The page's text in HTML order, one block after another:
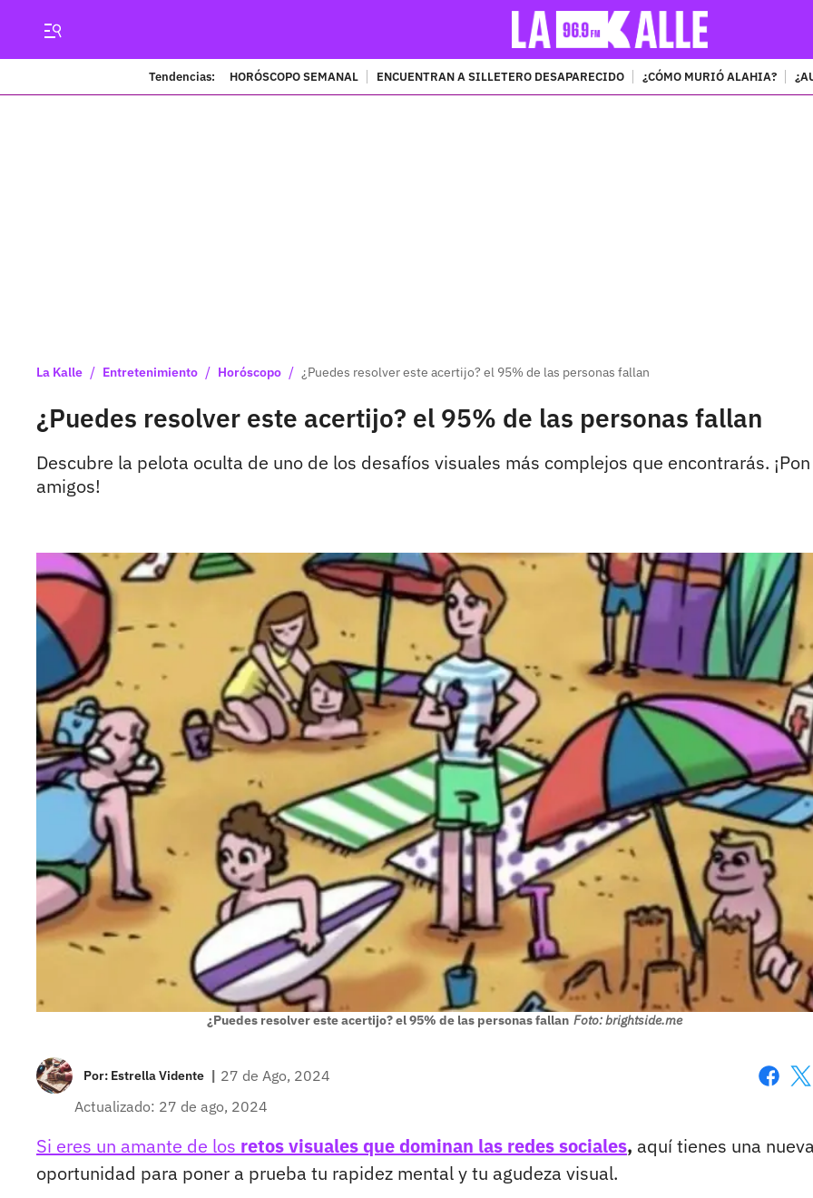
Tendencias: HORÓSCOPO SEMANAL ENCUENTRAN A SILLETERO DESAPARECIDO ¿CÓMO MURIÓ ALAHIA?
La Kalle / Entretenimiento / Horóscopo / ¿Puedes resolver este acertijo? el 95% de las personas fallan
¿Puedes resolver este acertijo? el 95% de las personas fallan
Descubre la pelota oculta de uno de los desafíos visuales más complejos que encontrarás.
amigos!
¿Puedes resolver este acertijo? el 95% de las personas fallan Foto: brightside.me
Por: Estrella Vidente | 27 de Ago, 2024
Actualizado: 27 de ago, 2024
Si eres un amante de los retos visuales que dominan las redes sociales, aquí tienes una
oportunidad para poner a prueba tu rapidez mental y tu agudeza visual.